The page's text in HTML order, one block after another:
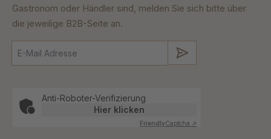
Gastronom oder Händler sind, melden Sie sich bitte über
die jeweilige B2B-Seite an.
Anti-Roboter-Verifizierung
Hier klicken
FriendlyCaptcha ⇗